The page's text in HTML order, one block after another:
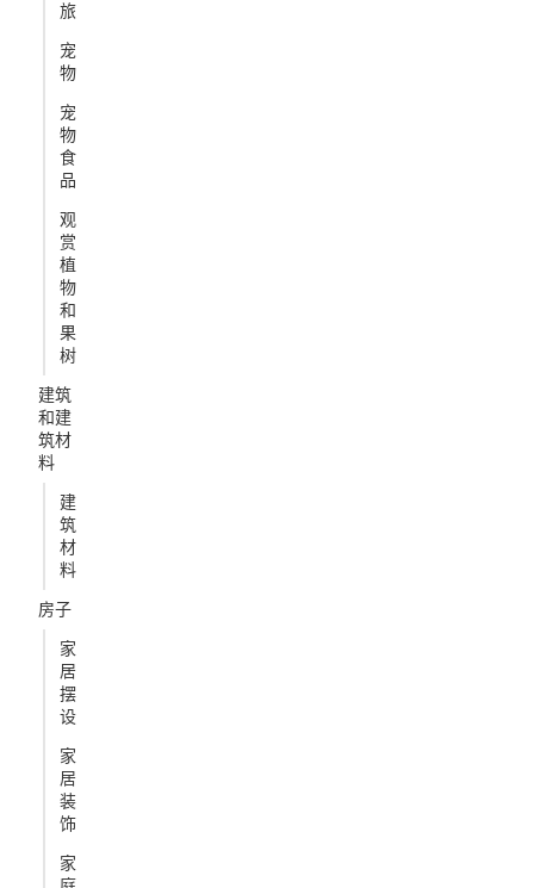
旅
宠
物
宠
物
食
品
观
赏
植
物
和
果
树
建筑
和建
筑材
料
建
筑
材
料
房子
家
居
摆
设
家
居
装
饰
家